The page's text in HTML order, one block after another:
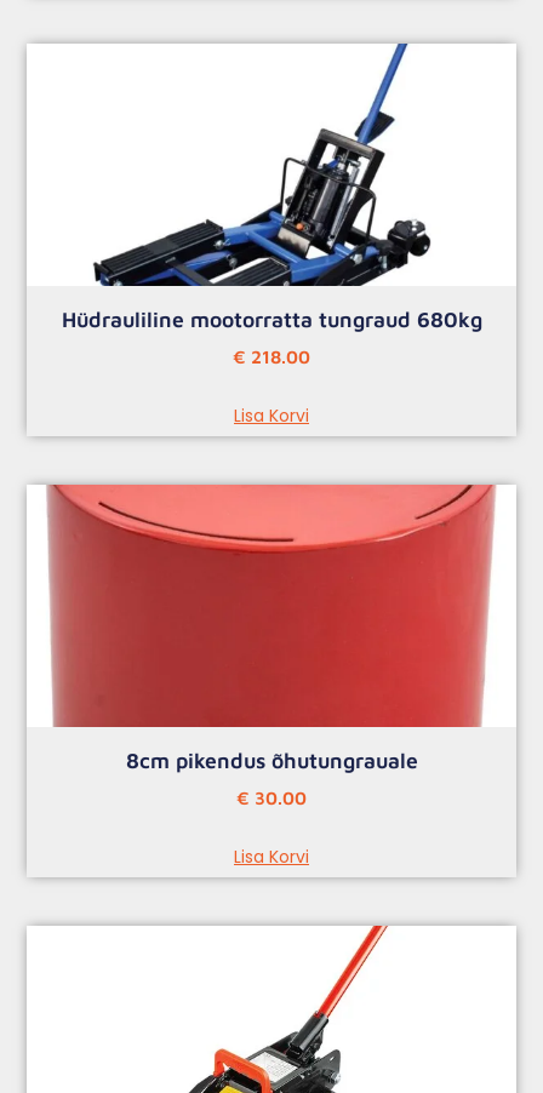
Hüdrauliline mootorratta tungraud 680kg
€ 218.00
Lisa Korvi
8cm pikendus õhutungrauale
€ 30.00
Lisa Korvi